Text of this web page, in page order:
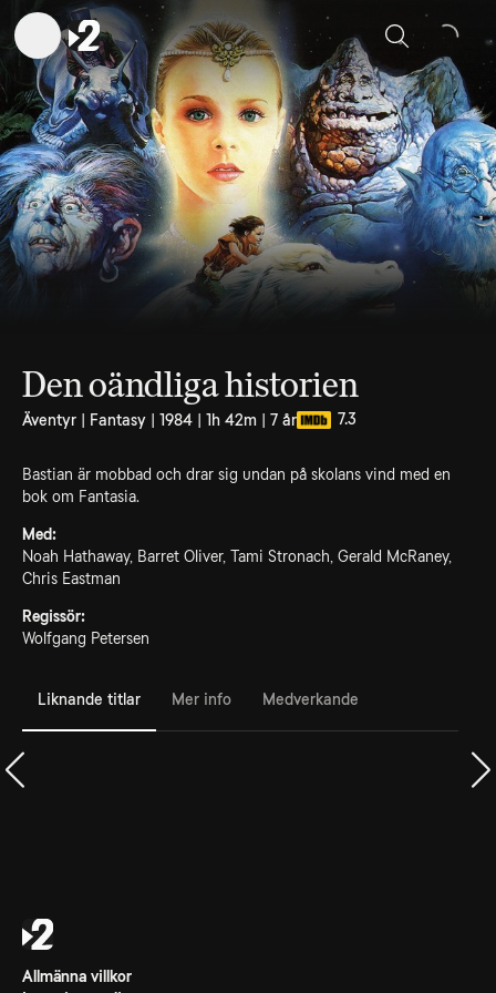
Sök
Den oändliga historien
Äventyr | Fantasy | 1984 | 1h 42m | 7 år 7.3
Bastian är mobbad och drar sig undan på skolans vind med en
bok om Fantasia.
Med:
Noah Hathaway, Barret Oliver, Tami Stronach, Gerald McRaney,
Chris Eastman
Regissör:
Wolfgang Petersen
Liknande titlar Mer info Medverkande
Allmänna villkor